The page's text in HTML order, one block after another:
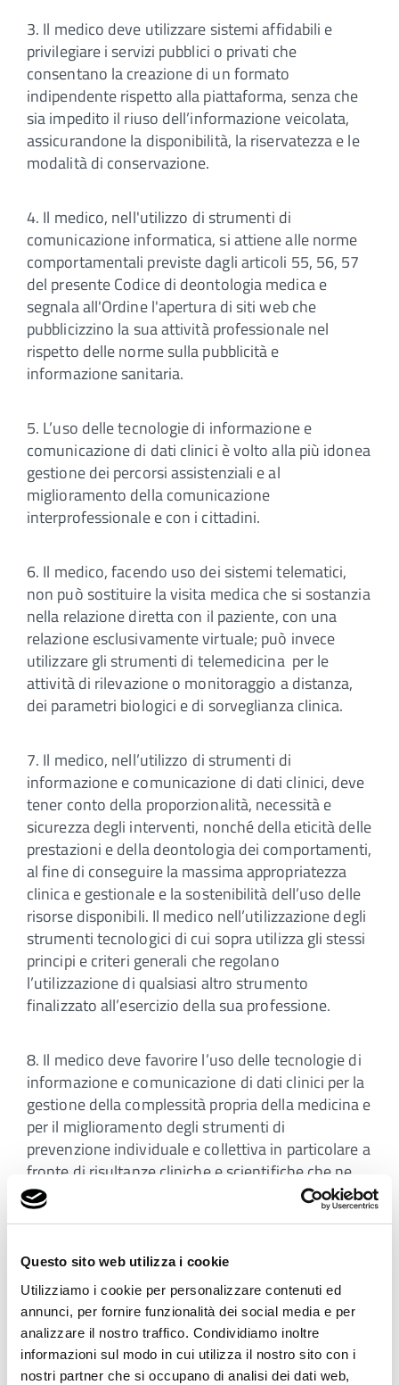
Questo sito web utilizza i cookie
Utilizziamo i cookie per personalizzare contenuti ed
annunci, per fornire funzionalità dei social media e per
analizzare il nostro traffico. Condividiamo inoltre
informazioni sul modo in cui utilizza il nostro sito con i
nostri partner che si occupano di analisi dei dati web,
3. Il medico deve utilizzare sistemi affidabili e
privilegiare i servizi pubblici o privati che
consentano la creazione di un formato
indipendente rispetto alla piattaforma, senza che
sia impedito il riuso dell’informazione veicolata,
assicurandone la disponibilità, la riservatezza e le
modalità di conservazione.
4. Il medico, nell'utilizzo di strumenti di
comunicazione informatica, si attiene alle norme
comportamentali previste dagli articoli 55, 56, 57
del presente Codice di deontologia medica e
segnala all'Ordine l'apertura di siti web che
pubblicizzino la sua attività professionale nel
rispetto delle norme sulla pubblicità e
informazione sanitaria.
5. L’uso delle tecnologie di informazione e
comunicazione di dati clinici è volto alla più idonea
gestione dei percorsi assistenziali e al
miglioramento della comunicazione
interprofessionale e con i cittadini.
6. Il medico, facendo uso dei sistemi telematici,
non può sostituire la visita medica che si sostanzia
nella relazione diretta con il paziente, con una
relazione esclusivamente virtuale; può invece
utilizzare gli strumenti di telemedicina per le
attività di rilevazione o monitoraggio a distanza,
dei parametri biologici e di sorveglianza clinica.
7. Il medico, nell’utilizzo di strumenti di
informazione e comunicazione di dati clinici, deve
tener conto della proporzionalità, necessità e
sicurezza degli interventi, nonché della eticità delle
prestazioni e della deontologia dei comportamenti,
al fine di conseguire la massima appropriatezza
clinica e gestionale e la sostenibilità dell’uso delle
risorse disponibili. Il medico nell’utilizzazione degli
strumenti tecnologici di cui sopra utilizza gli stessi
principi e criteri generali che regolano
l’utilizzazione di qualsiasi altro strumento
finalizzato all’esercizio della sua professione.
8. Il medico deve favorire l’uso delle tecnologie di
informazione e comunicazione di dati clinici per la
gestione della complessità propria della medicina e
per il miglioramento degli strumenti di
prevenzione individuale e collettiva in particolare a
fronte di risultanze cliniche e scientifiche che ne
documentino o giustifichino la scelta
preferenziale.
9. Il medico collabora a garantire l’uso delle
tecnologie di informazione e comunicazione di
dati clinici ad esclusiva finalità di tutela della
salute, ivi comprese le finalità di ricerca, di governo
e di controllo e di telemonitoraggio della qualità e